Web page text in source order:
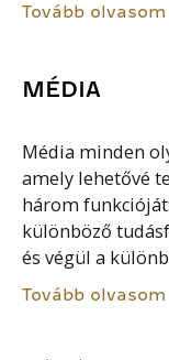
Tovább olvasom
MÉDIA
Média minden
amely lehetővé
három
különböző
és végül a
Tovább olvasom